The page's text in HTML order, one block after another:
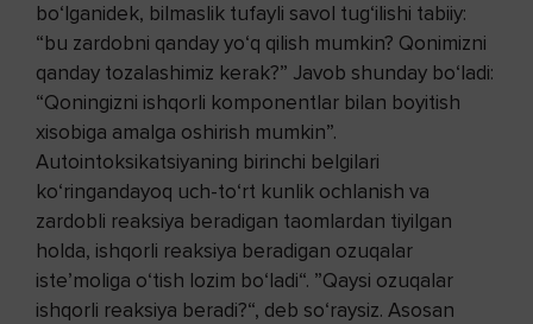
bo‘lganidek, bilmaslik tufayli savol tug‘ilishi tabiiy:
“bu zardobni qanday yo‘q qilish mumkin? Qonimizni
qanday tozalashimiz kerak?” Javob shunday bo‘ladi:
“Qoningizni ishqorli komponentlar bilan boyitish
xisobiga amalga oshirish mumkin”.
Autointoksikatsiyaning birinchi belgilari
ko‘ringandayoq uch-to‘rt kunlik ochlanish va
zardobli reaksiya beradigan taomlardan tiyilgan
holda, ishqorli reaksiya beradigan ozuqalar
iste’moliga o‘tish lozim bo‘ladi“. ”Qaysi ozuqalar
ishqorli reaksiya beradi?“, deb so‘raysiz. Asosan